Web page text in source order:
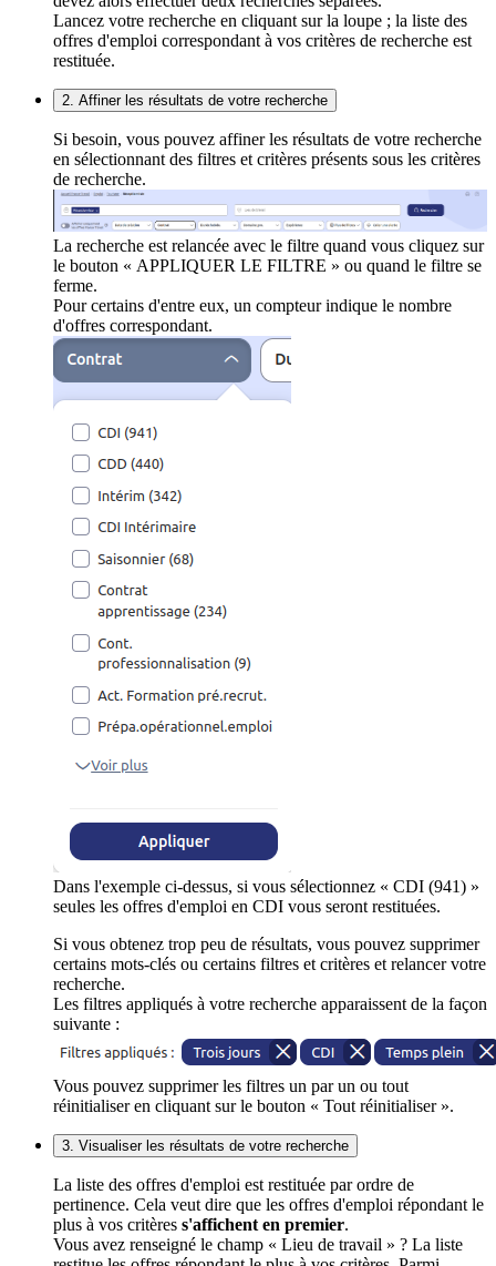
Lancez votre recherche en cliquant sur la loupe ; la liste des
offres d'emploi correspondant à vos critères de recherche est
restituée.
2. Affiner les résultats de votre recherche
Si besoin, vous pouvez affiner les résultats de votre recherche
en sélectionnant des filtres et critères présents sous les critères
de recherche.
La recherche est relancée avec le filtre quand vous cliquez sur
le bouton « APPLIQUER LE FILTRE » ou quand le filtre se
ferme.
Pour certains d'entre eux, un compteur indique le nombre
d'offres correspondant.
Dans l'exemple ci-dessus, si vous sélectionnez « CDI (941) »
seules les offres d'emploi en CDI vous seront restituées.
Si vous obtenez trop peu de résultats, vous pouvez supprimer
certains mots-clés ou certains filtres et critères et relancer votre
recherche.
Les filtres appliqués à votre recherche apparaissent de la façon
suivante :
Vous pouvez supprimer les filtres un par un ou tout
réinitialiser en cliquant sur le bouton « Tout réinitialiser ».
3. Visualiser les résultats de votre recherche
La liste des offres d'emploi est restituée par ordre de
pertinence. Cela veut dire que les offres d'emploi répondant le
plus à vos critères s'affichent en premier.
Vous avez renseigné le champ « Lieu de travail » ? La liste